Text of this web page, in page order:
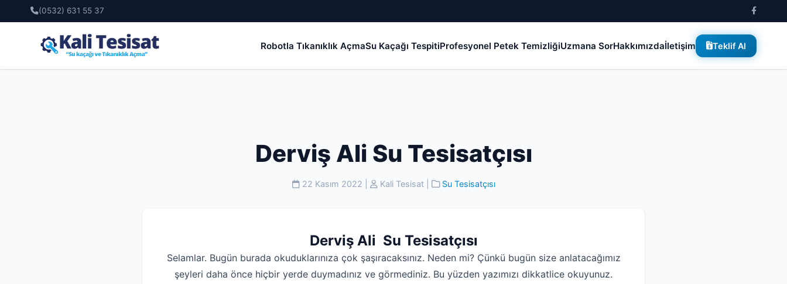
(0532) 631 55 37
Robotla Tıkanıklık AçmaSu Kaçağı TespitiProfesyonel Petek TemizliğiUzmana SorHakkımızdaİletişim Teklif Al
Derviş Ali Su Tesisatçısı
22 Kasım 2022 Kali Tesisat| Su Tesisatçısı
Derviş Ali Su Tesisatçısı
Selamlar. Bugün burada okuduklarınıza çok şaşıracaksınız. Neden mi? Çünkü bugün size anlatacağımız
şeyleri daha önce hiçbir yerde duymadınız ve görmediniz. Bu yüzden yazımızı dikkatlice okuyunuz.